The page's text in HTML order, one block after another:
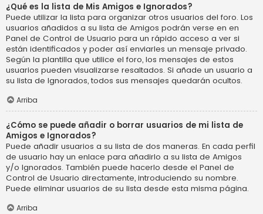
¿Qué es la lista de Mis Amigos e Ignorados?
Puede utilizar la lista para organizar otros usuarios del foro. Los
usuarios añadidos a su lista de Amigos podrán verse en en
Panel de Control de Usuario para un rápido acceso a ver si
están identificados y poder así enviarles un mensaje privado.
Según la plantilla que utilice el foro, los mensajes de estos
usuarios pueden visualizarse resaltados. Si añade un usuario a
su lista de Ignorados, todos sus mensajes quedarán ocultos.
Arriba
¿Cómo se puede añadir o borrar usuarios de mi lista de
Amigos e Ignorados?
Puede añadir usuarios a su lista de dos maneras. En cada perfil
de usuario hay un enlace para añadirlo a su lista de Amigos
y/o Ignorados. También puede hacerlo desde el Panel de
Control de Usuario directamente, introduciendo su nombre.
Puede eliminar usuarios de su lista desde esta misma página.
Arriba